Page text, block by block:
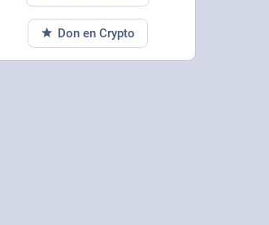
Don en Crypto